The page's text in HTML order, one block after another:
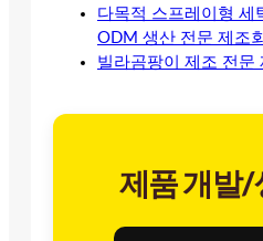
다목적 스프레이형 세
ODM 생산 전문 제조
빌라곰팡이 제조 전문
제품 개발/